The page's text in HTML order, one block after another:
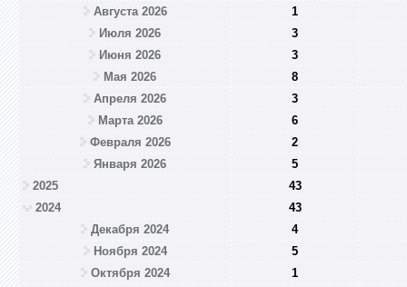
Августа 2026
1
Июля 2026
3
Июня 2026
3
Мая 2026
8
Апреля 2026
3
Марта 2026
6
Февраля 2026
2
Января 2026
5
2025
43
2024
43
Декабря 2024
4
Ноября 2024
5
Октября 2024
1